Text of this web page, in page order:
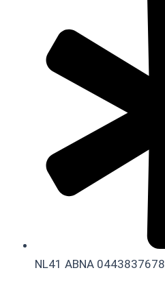
NL41 ABNA 0443837678